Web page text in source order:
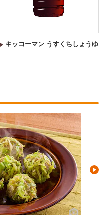
キッコーマン うすくちしょうゆ